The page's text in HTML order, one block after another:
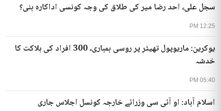
12:25 PM
سجل علی، احد رضا میر کی طلاق کی وجہ کونسی اداکارہ بنی؟
05:40 PM
یوکرین: ماریوپول تھیٹر پر روسی بمباری، 300 افراد کی ہلاکت کا
خدشہ
اسلام آباد: او آئی سی وزرائے خارجہ کونسل اجلاس جاری